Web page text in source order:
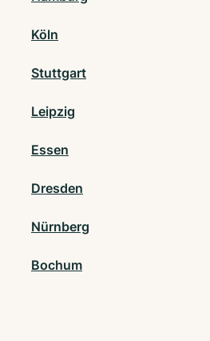
Köln
Stuttgart
Leipzig
Essen
Dresden
Nürnberg
Bochum